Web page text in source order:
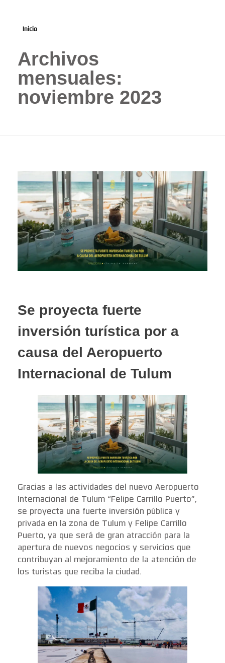
Inicio
Archivos
mensuales:
noviembre 2023
Se proyecta fuerte
inversión turística por a
causa del Aeropuerto
Internacional de Tulum
Gracias a las actividades del nuevo Aeropuerto
Internacional de Tulum “Felipe Carrillo Puerto”,
se proyecta una fuerte inversión pública y
privada en la zona de Tulum y Felipe Carrillo
Puerto, ya que será de gran atracción para la
apertura de nuevos negocios y servicios que
contribuyan al mejoramiento de la atención de
los turistas que reciba la ciudad.